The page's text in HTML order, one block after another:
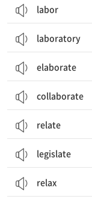
labor
laboratory
elaborate
collaborate
relate
legislate
relax